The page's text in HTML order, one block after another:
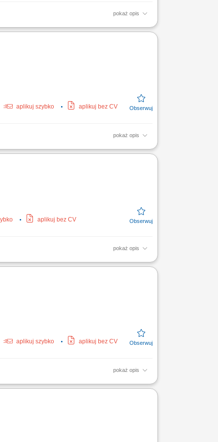
pokaż opis
doświadczenie Niemiecki od A2;
aplikuj szybko aplikuj bez CV
pokaż opis
Sprawny przepływ informacji w
aplikuj bez CV
pokaż opis
w celu zapewnienia higienicznych
aplikuj szybko aplikuj bez CV
pokaż opis
(HACCP) Współpraca z resztą ekipy